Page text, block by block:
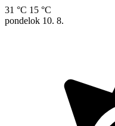
31 °C 15 °C
pondelok 10. 8.